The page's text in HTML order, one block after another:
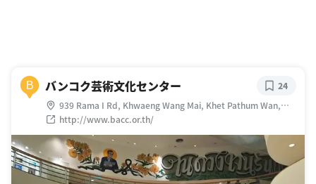
B バンコク芸術文化センター
939 Rama I Rd, Khwaeng Wang Mai, Khet Pathum Wan,
กรุงเทพมหานคร 10330 タイ
http://www.bacc.or.th/
24